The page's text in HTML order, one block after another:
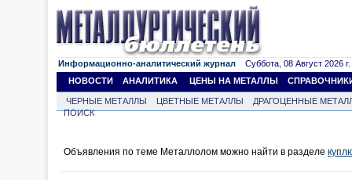
Информационно-аналитический журнал Суббота, 08 Август 2026 г.
НОВОСТИ
АНАЛИТИКА ЦЕНЫ НА МЕТАЛЛЫ
ЧЕРНЫЕ МЕТАЛЛЫ ЦВЕТНЫЕ МЕТАЛЛЫ
ДРАГОЦЕННЫЕ
ПОИСК
Объявления по теме Металлолом можно найти в разделе